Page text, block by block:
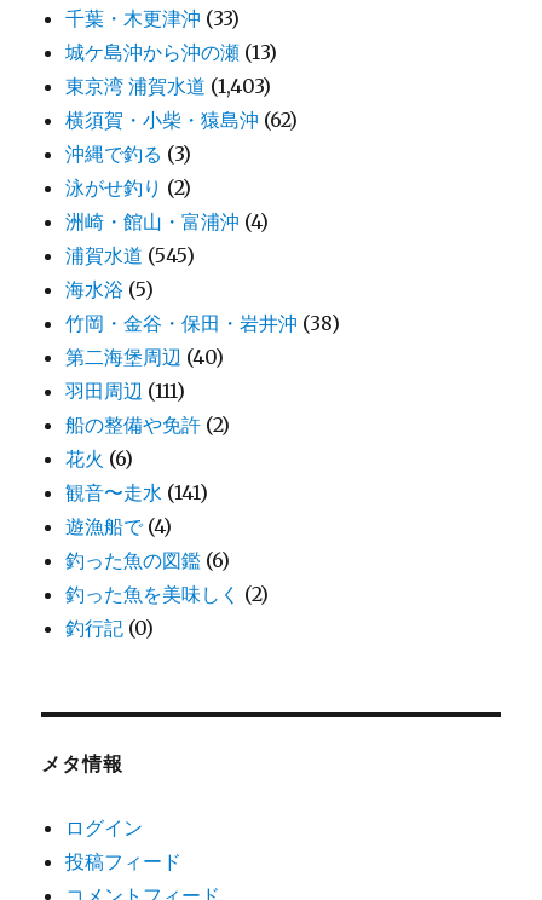
千葉・木更津沖 (33)
城ケ島沖から沖の瀬 (13)
東京湾 浦賀水道 (1,403)
横須賀・小柴・猿島沖 (62)
沖縄で釣る (3)
泳がせ釣り (2)
洲崎・館山・富浦沖 (4)
浦賀水道 (545)
海水浴 (5)
竹岡・金谷・保田・岩井沖 (38)
第二海堡周辺 (40)
羽田周辺 (111)
船の整備や免許 (2)
花火 (6)
観音〜走水 (141)
遊漁船で(4)
釣った魚の図鑑 (6)
釣った魚を美味しく (2)
釣行記 (0)
メタ情報
ログイン
投稿フィード